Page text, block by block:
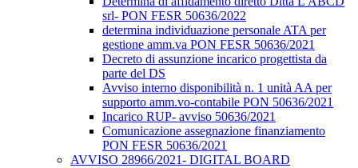
srl- PON FESR 50636/2022
determina individuazione personale ATA per
gestione amm.va PON FESR 50636/2021
Decreto di assunzione incarico progettista da
parte del DS
Avviso interno disponibilità n. 1 unità AA per
supporto amm.vo-contabile PON 50636/2021
Incarico RUP- avviso 50636/2021
Comunicazione assegnazione finanziamento
PON FESR 50636/2021
AVVISO 28966/2021- DIGITAL BOARD